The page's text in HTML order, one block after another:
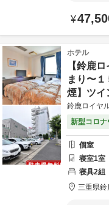
¥
ホテル
【鈴鹿
まり〜
煙】ツイ
鈴鹿ロイヤ
新型コロナ
個室
寝室1室
寝具2組
三重県鈴